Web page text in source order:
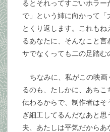
るとそれってすごいホラ
で」という姉に向かって「
とくり返します。これも
るあなたに、そんなこと
サでなくっても二の足踏む
ちなみに、私がこの映
るのも、たしかに、あち
伝わるからで、制作者は
ぎ細工してるんだなあと
夫、あたしは平気だから